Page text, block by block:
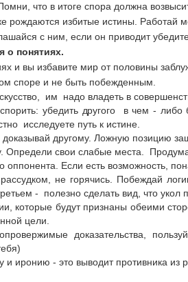
что в итоге спора должна
рождаются избитые истины. Работай
с ним, если он приводит
о понятиях.
и вы избавите мир от половины
споре и не быть побежденным.
им надо владеть в
убедить другого в чем - либо
исследуете путь к истине.
доказывай другому. Ложную позицию
Определи свои слабые места.
оппонента. Если есть возможность,
не горячись. Побеждай
- полезно сделать вид, что
которые будут признаны обеими
цели.
доказательства,
и иронию - это выводит противника